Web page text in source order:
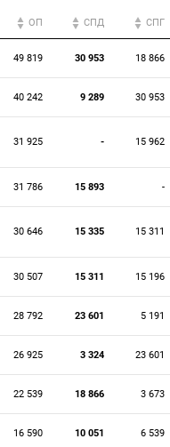
ОП CПД CПГ
49 819 30 953 18 866
40 242 9 289 30 953
31 925 - 15 962
31 786 15 893 -
30 646 15 335 15 311
30 507 15 311 15 196
28 792 23 601 5 191
26 925 3 324 23 601
22 539 18 866 3 673
16 590 10 051 6 539